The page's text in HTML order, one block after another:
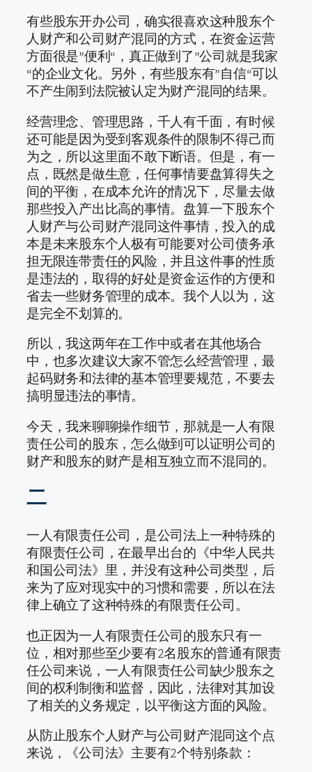
有些股东开办公司，确实很喜欢这种股东个
人财产和公司财产混同的方式，在资金运营
方面很是”便利“，真正做到了”公司就是我家
“的企业文化。另外，有些股东有”自信“可以
不产生闹到法院被认定为财产混同的结果。
经营理念、管理思路，千人有千面，有时候
还可能是因为受到客观条件的限制不得己而
为之，所以这里面不敢下断语。但是，有一
点，既然是做生意，任何事情要盘算得失之
间的平衡，在成本允许的情况下，尽量去做
那些投入产出比高的事情。盘算一下股东个
人财产与公司财产混同这件事情，投入的成
本是未来股东个人极有可能要对公司债务承
担无限连带责任的风险，并且这件事的性质
是违法的，取得的好处是资金运作的方便和
省去一些财务管理的成本。我个人以为，这
是完全不划算的。
所以，我这两年在工作中或者在其他场合
中，也多次建议大家不管怎么经营管理，最
起码财务和法律的基本管理要规范，不要去
搞明显违法的事情。
今天，我来聊聊操作细节，那就是一人有限
责任公司的股东，怎么做到可以证明公司的
财产和股东的财产是相互独立而不混同的。
二
一人有限责任公司，是公司法上一种特殊的
有限责任公司，在最早出台的《中华人民共
和国公司法》里，并没有这种公司类型，后
来为了应对现实中的习惯和需要，所以在法
律上确立了这种特殊的有限责任公司。
也正因为一人有限责任公司的股东只有一
位，相对那些至少要有2名股东的普通有限责
任公司来说，一人有限责任公司缺少股东之
间的权利制衡和监督，因此，法律对其加设
了相关的义务规定，以平衡这方面的风险。
从防止股东个人财产与公司财产混同这个点
来说，《公司法》主要有2个特别条款：